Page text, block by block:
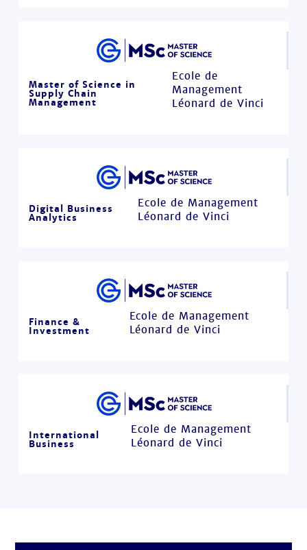
Master of Science in
Supply Chain
Management
Ecole de
Management
Léonard de Vinci
Digital Business
Analytics
Ecole de Management
Léonard de Vinci
Finance &
Investment
Ecole de Management
Léonard de Vinci
International
Business
Ecole de Management
Léonard de Vinci